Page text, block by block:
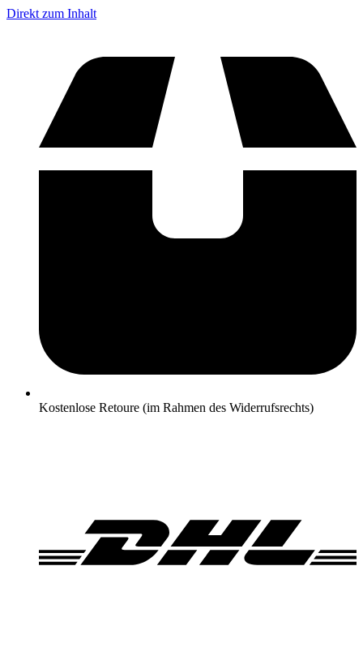
Direkt zum Inhalt
Kostenlose Retoure (im Rahmen des Widerrufsrechts)